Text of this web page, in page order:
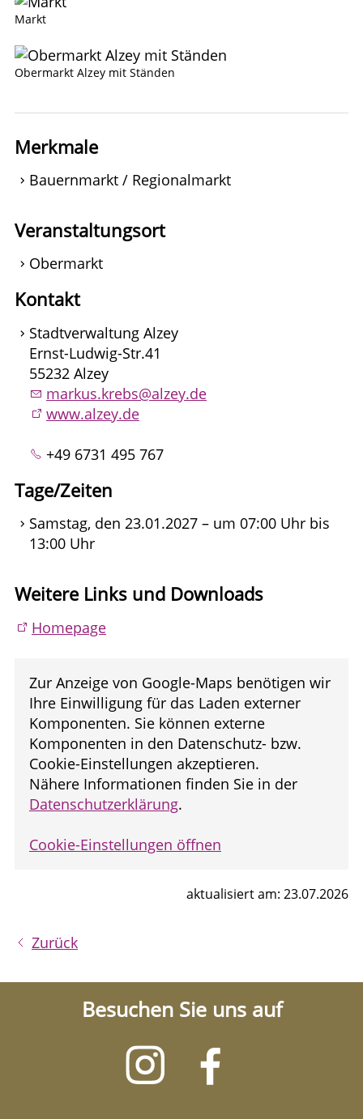
Markt
Obermarkt Alzey mit Ständen
Merkmale
Bauernmarkt / Regionalmarkt
Veranstaltungsort
Obermarkt
Kontakt
Stadtverwaltung Alzey
Ernst-Ludwig-Str.41
55232 Alzey
markus.krebs@alzey.de
www.alzey.de
+49 6731 495 767
Tage/Zeiten
Samstag, den 23.01.2027 – um 07:00 Uhr bis
13:00 Uhr
Weitere Links und Downloads
Homepage
Zur Anzeige von Google-Maps benötigen wir
Ihre Einwilligung für das Laden externer
Komponenten. Sie können externe
Komponenten in den Datenschutz- bzw.
Cookie-Einstellungen akzeptieren.
Nähere Informationen finden Sie in der
Datenschutzerklärung.
Cookie-Einstellungen öffnen
aktualisiert am: 23.07.2026
Zurück
Besuchen Sie uns auf
Besuchen
Sie
Besuchen
Sie